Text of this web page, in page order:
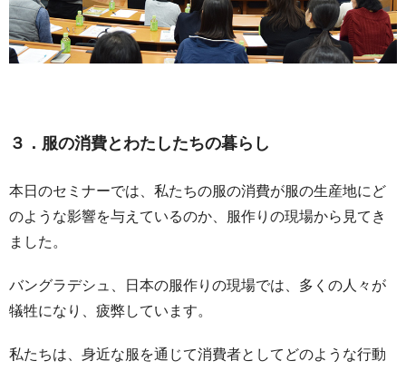
３．服の消費とわたしたちの暮らし
本日のセミナーでは、私たちの服の消費が服の生産地にど
のような影響を与えているのか、服作りの現場から見てき
ました。
バングラデシュ、日本の服作りの現場では、多くの人々が
犠牲になり、疲弊しています。
私たちは、身近な服を通じて消費者としてどのような行動